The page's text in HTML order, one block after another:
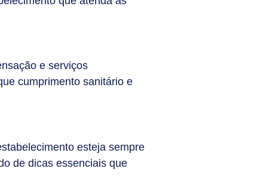
e serviços
cumprimento sanitário e
esteja sempre
de dicas essenciais que